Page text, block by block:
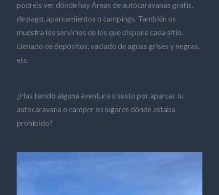
podréis ver dónde hay Áreas de autocaravanas gratis,
de pago, aparcamientos o campings. También os
muestra los servicios de los que dispone cada sitio.
Llenado de depósitos, vaciado de aguas grises y negras,
etc.
¿Has tenido alguna aventura o susto por aparcar tu
autocaravana o camper en lugares dónde estaba
prohibido?